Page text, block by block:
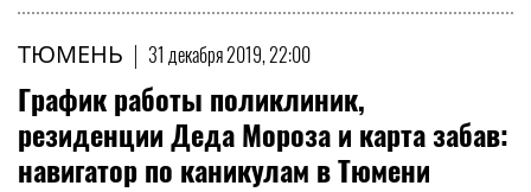
ТЮМЕНЬ | 31 декабря 2019, 22:00
График работы поликлиник,
резиденции Деда Мороза и карта забав:
навигатор по каникулам в Тюмени